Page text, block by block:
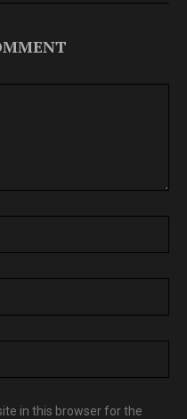
in this browser for the